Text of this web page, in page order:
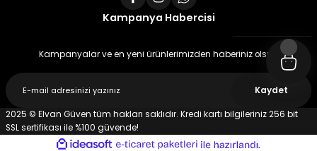
Kampanya Habercisi
Kampanyalar ve en yeni ürünlerimizden haberiniz olsun
Kaydet
2025 © Elvan Güven tüm hakları saklıdır. Kredi kartı bilgileriniz 256 bit
SSL sertifikası ile %100 güvende!
ideasoft e-